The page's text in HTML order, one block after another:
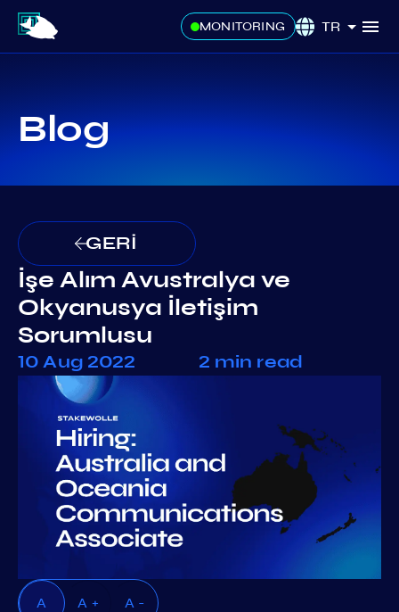
MONITORING TR
Blog
GERİ
İşe Alım Avustralya ve
Okyanusya İletişim
Sorumlusu
10 Aug 2022 2 min read
A A + A -